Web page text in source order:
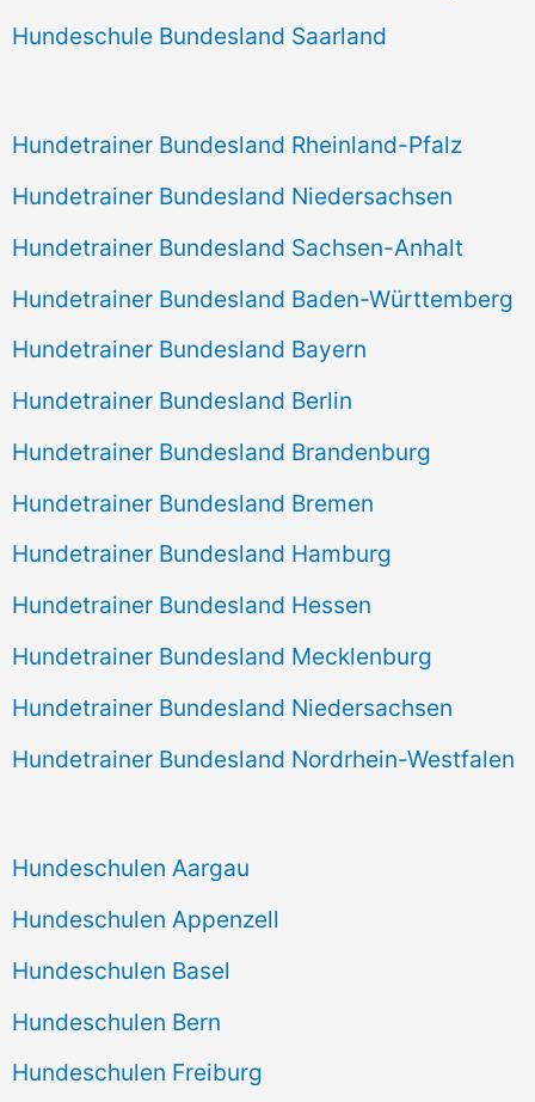
Hundeschule Bundesland Saarland
Hundetrainer Bundesland Rheinland-Pfalz
Hundetrainer Bundesland Niedersachsen
Hundetrainer Bundesland Sachsen-Anhalt
Hundetrainer Bundesland Baden-Württemberg
Hundetrainer Bundesland Bayern
Hundetrainer Bundesland Berlin
Hundetrainer Bundesland Brandenburg
Hundetrainer Bundesland Bremen
Hundetrainer Bundesland Hamburg
Hundetrainer Bundesland Hessen
Hundetrainer Bundesland Mecklenburg
Hundetrainer Bundesland Niedersachsen
Hundetrainer Bundesland Nordrhein-Westfalen
Hundeschulen Aargau
Hundeschulen Appenzell
Hundeschulen Basel
Hundeschulen Bern
Hundeschulen Freiburg